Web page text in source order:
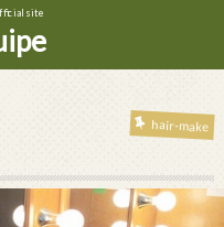
site
hair-make